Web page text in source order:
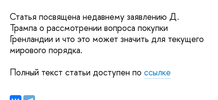
Статья посвящена недавнему заявлению Д.
Трампа о рассмотрении вопроса покупки
Гренландии и что это может значить для текущего
мирового порядка.
Полный текст статьи доступен по ссылке